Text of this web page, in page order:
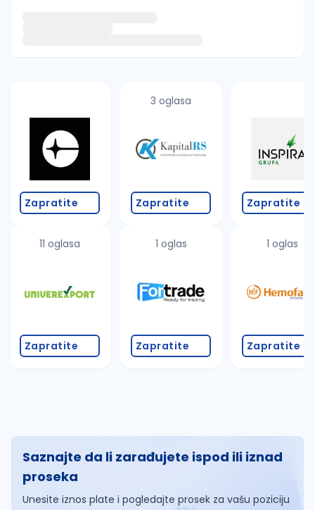
Takođe možete da:
proverite pravopisne greške (koristite č, ć, š, đ,
povećajte radijus za odabrani grad
promenite odabrane filtere pretrage
Zapratite
11 oglasa
Zapratite
3 oglasa
Zapratite
1 oglas
Zapratite
Zapratite
1 oglas
Zapratite
Saznajte da li zarađujete ispod ili iznad
proseka
Unesite iznos plate i pogledajte prosek za vašu poziciju